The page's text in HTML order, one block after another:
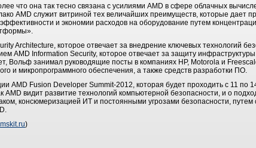
что она так тесно связана с усилиями AMD в сфере облачных
AMD служит витриной тех величайших преимуществ, которые дает
и экономии расходов на оборудование путем
Architecture, которое отвечает за внедрение ключевых технологий
AMD Information Security, которое отвечает за защиту
Вольф занимал руководящие посты в компаниях HP, Motorola и
и микропрограммного обеспечения, а также средств разработки ПО.
AMD Fusion Developer Summit-2012, которая будет проходить с 11 по
видит развитие технологий компьютерной безопасности, и о
консюмеризацией ИТ и постоянными угрозами безопасности, путем
)